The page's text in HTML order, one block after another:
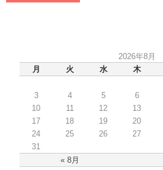
2026年8月
月
火 水 木
« 8月
3
4 5 6
10
11 12 13
17
18 19 20
24
25 26 27
31